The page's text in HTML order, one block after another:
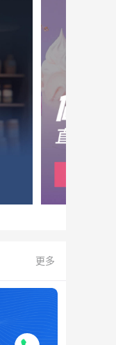
更多